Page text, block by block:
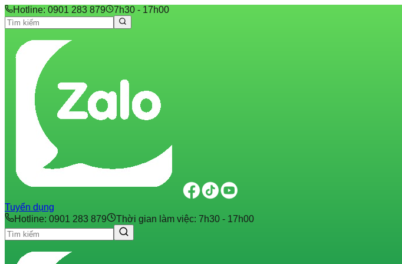
Hotline: 0901 283 879 7h30 - 17h00
Tuyển dụng
Hotline: 0901 283 879
Thời gian làm việc: 7h30 - 17h00